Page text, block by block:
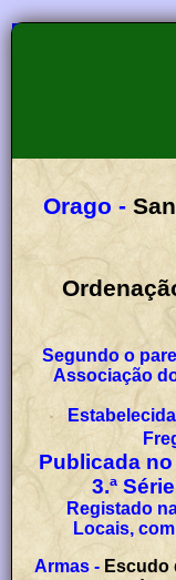
Orago -
Segundo o
Associação
Publicada no
3.ª
Registado
Locais,
Armas - Escudo